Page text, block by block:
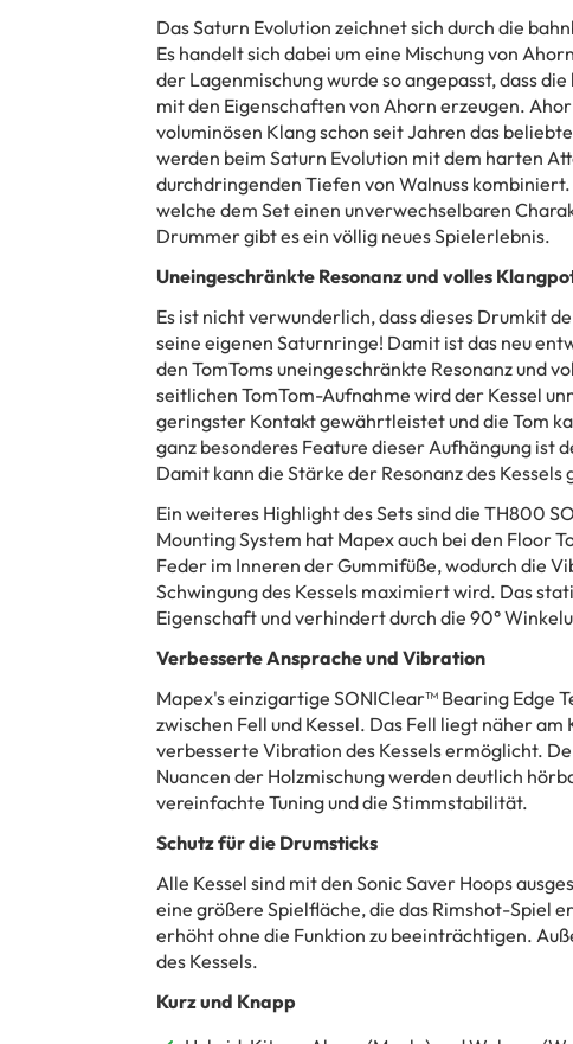
Das Saturn Evolution zeichnet sich durch die
Es handelt sich dabei um eine Mischung von
der Lagenmischung wurde so angepasst, dass
mit den Eigenschaften von Ahorn erzeugen.
voluminösen Klang schon seit Jahren das
werden beim Saturn Evolution mit dem harten
durchdringenden Tiefen von Walnuss
welche dem Set einen unverwechselbaren
Drummer gibt es ein völlig neues Spielerlebnis.
Uneingeschränkte Resonanz und volles
Es ist nicht verwunderlich, dass dieses Drumkit
seine eigenen Saturnringe! Damit ist das neu
den TomToms uneingeschränkte Resonanz und
seitlichen TomTom-Aufnahme wird der Kessel
geringster Kontakt gewährtleistet und die Tom
ganz besonderes Feature dieser Aufhängung ist
Damit kann die Stärke der Resonanz des
Ein weiteres Highlight des Sets sind die TH800
Mounting System hat Mapex auch bei den Floor
Feder im Inneren der Gummifüße, wodurch die
Schwingung des Kessels maximiert wird. Das
Eigenschaft und verhindert durch die 90°
Verbesserte Ansprache und Vibration
Mapex's einzigartige SONIClear™ Bearing Edge
zwischen Fell und Kessel. Das Fell liegt näher
verbesserte Vibration des Kessels ermöglicht.
Nuancen der Holzmischung werden deutlich
vereinfachte Tuning und die Stimmstabilität.
Schutz für die Drumsticks
Alle Kessel sind mit den Sonic Saver Hoops
eine größere Spielfläche, die das Rimshot-Spiel
erhöht ohne die Funktion zu beeinträchtigen.
des Kessels.
Kurz und Knapp